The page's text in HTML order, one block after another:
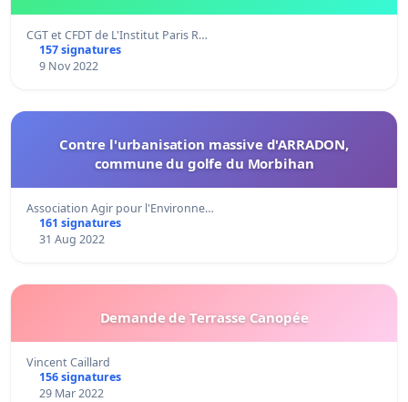
CGT et CFDT de L'Institut Paris R…
157 signatures
9 Nov 2022
Contre l'urbanisation massive d'ARRADON,
commune du golfe du Morbihan
Association Agir pour l'Environne…
161 signatures
31 Aug 2022
Demande de Terrasse Canopée
Vincent Caillard
156 signatures
29 Mar 2022